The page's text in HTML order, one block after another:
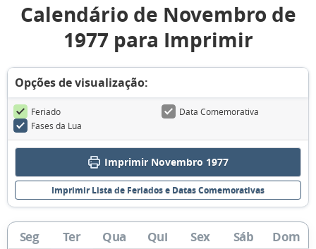
Calendário de Novembro de
1977 para Imprimir
Opções de visualização:
Feriado
Data Comemorativa
Fases da Lua
Imprimir Novembro 1977
Imprimir Lista de Feriados e Datas Comemorativas
Seg Ter Qua Qui Sex Sáb Dom